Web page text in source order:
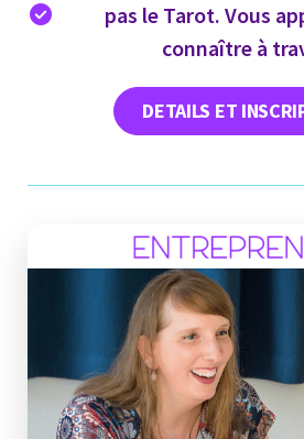
pas le Tarot. Vous
connaître à
DETAILS ET